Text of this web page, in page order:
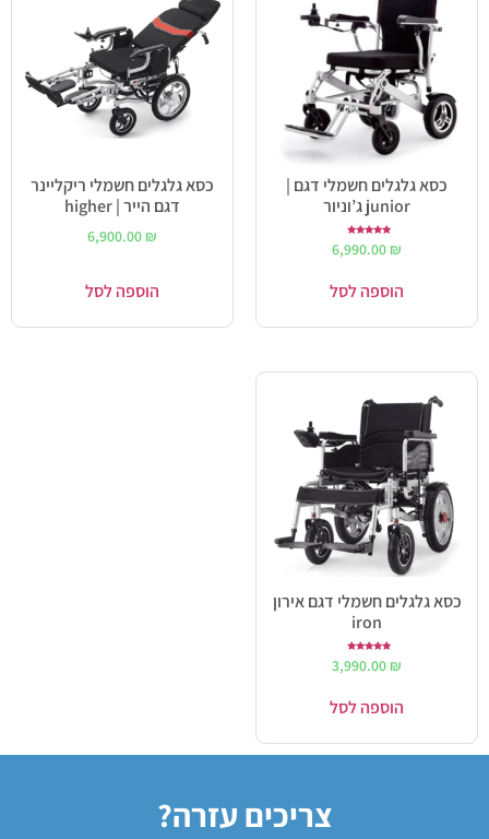
כסא גלגלים חשמלי דגם |
junior ג’וניור
5.00
6,990.00 ₪
הוספה לסל
כסא גלגלים חשמלי ריקליינר
דגם הייר | higher
6,900.00 ₪
הוספה לסל
כסא גלגלים חשמלי דגם אירון
iron
5.00
3,990.00 ₪
הוספה לסל
צריכים עזרה?